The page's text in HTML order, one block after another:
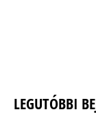
LEGUTÓBBI